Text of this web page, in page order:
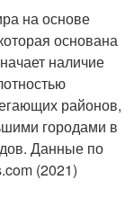
на основе
основана
наличие
районов,
городами в
Данные по
(2021)